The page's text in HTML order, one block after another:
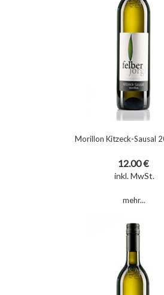
Morillon Kitzeck-Sausal
12.00 €
inkl. MwSt.
mehr...